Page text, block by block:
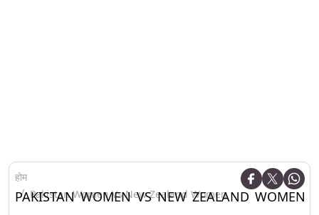
होम
Pakistan Women Vs New Zealand Women
PAKISTAN WOMEN VS NEW ZEALAND WOMEN